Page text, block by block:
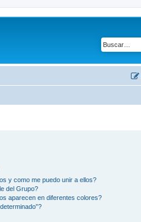
y como me puedo unir a ellos?
del Grupo?
aparecen en diferentes colores?